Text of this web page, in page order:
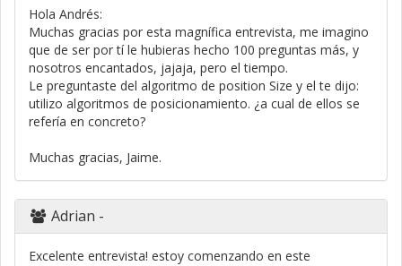
Hola Andrés:
Muchas gracias por esta magnífica entrevista, me imagino
que de ser por tí le hubieras hecho 100 preguntas más, y
nosotros encantados, jajaja, pero el tiempo.
Le preguntaste del algoritmo de position Size y el te dijo:
utilizo algoritmos de posicionamiento. ¿a cual de ellos se
refería en concreto?
Muchas gracias, Jaime.
Adrian -
Excelente entrevista! estoy comenzando en este